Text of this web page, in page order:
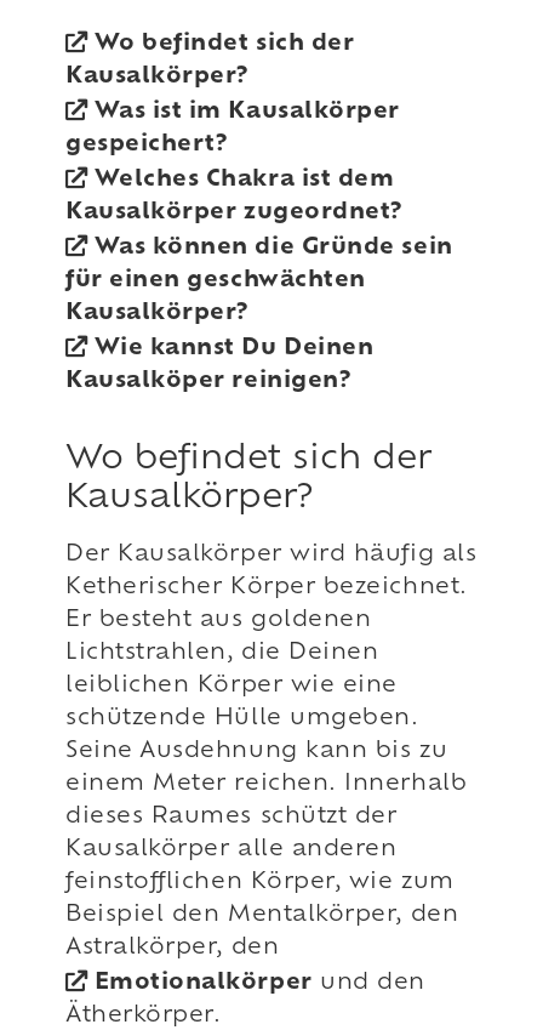
Wo befindet sich der
Kausalkörper?
Was ist im Kausalkörper
gespeichert?
Welches Chakra ist dem
Kausalkörper zugeordnet?
Was können die Gründe sein
für einen geschwächten
Kausalkörper?
Wie kannst Du Deinen
Kausalköper reinigen?
Wo befindet sich der
Kausalkörper?
Der Kausalkörper wird häufig als
Ketherischer Körper bezeichnet.
Er besteht aus goldenen
Lichtstrahlen, die Deinen
leiblichen Körper wie eine
schützende Hülle umgeben.
Seine Ausdehnung kann bis zu
einem Meter reichen. Innerhalb
dieses Raumes schützt der
Kausalkörper alle anderen
feinstofflichen Körper, wie zum
Beispiel den Mentalkörper, den
Astralkörper, den
Emotionalkörper und den
Ätherkörper.